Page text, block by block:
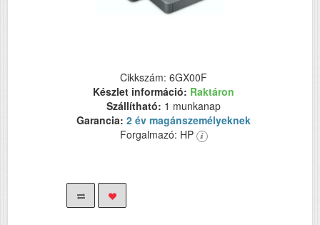
Cikkszám: 6GX00F
Készlet információ: Raktáron
Szállítható: 1 munkanap
Garancia: 2 év magánszemélyeknek
Forgalmazó: HP